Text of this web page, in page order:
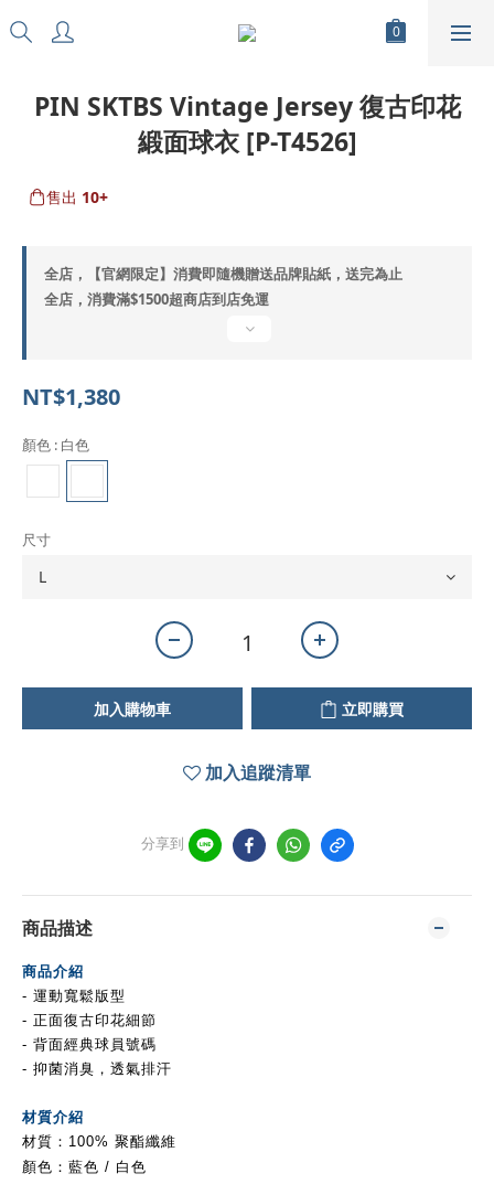
PIN SKTBS Vintage Jersey 復古印花
緞面球衣 [P-T4526]
售出 10+
全店，【官網限定】消費即隨機贈送品牌貼紙，送完為止
全店，消費滿$1500超商店到店免運
NT$1,380
顏色 : 白色
尺寸
加入購物車 立即購買
加入追蹤清單
分享到
商品描述
商品介紹
- 運動寬鬆版型
- 正面復古印花細節
- 背面經典球員號碼
- 抑菌消臭，透氣排汗
材質介紹
材質：100% 聚酯纖維
顏色：藍色 / 白色